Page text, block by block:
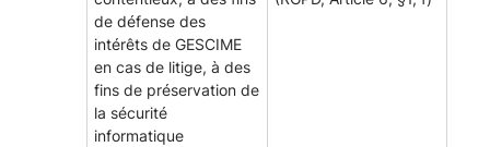
de défense des
intérêts de GESCIME
en cas de litige, à des
fins de préservation de
la sécurité
informatique